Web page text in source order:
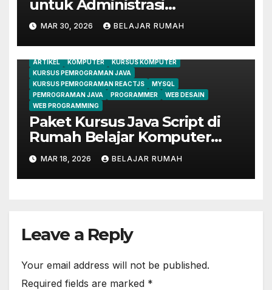
untuk Administrasi
Perkantoran di Cileungsi
MAR 30, 2026 BELAJAR RUMAH
ARTIKEL KOMPUTER
KURSUS KOMPUTER
KURSUS PEMROGRAMAN JAVA
KURSUS PEMROGRAMAN REACTJS
MYSQL
PEMROGRAMAN JAVA
PROGRAMMER
WEB DESAIN
WEB PROGRAMMING
Paket Kursus Java Script di
Rumah Belajar Komputer
YMII Cileungsi
MAR 18, 2026 BELAJAR RUMAH
Leave a Reply
Your email address will not be published.
Required fields are marked *